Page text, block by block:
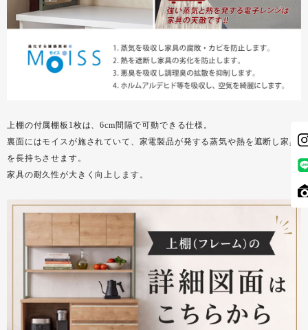
上棚の付属棚板1枚は、6cm間隔で可動できる仕様。
裏面にはモイスが施されていて、家電製品が発する蒸気や熱を遮断し家具
を長持ちさせます。
家具の耐久性が大きく向上します。